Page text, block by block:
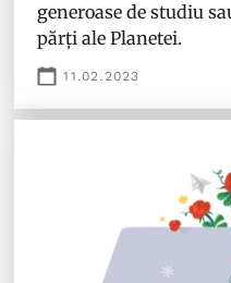
generoase de studiu
părți ale Planetei.
11.02.2023